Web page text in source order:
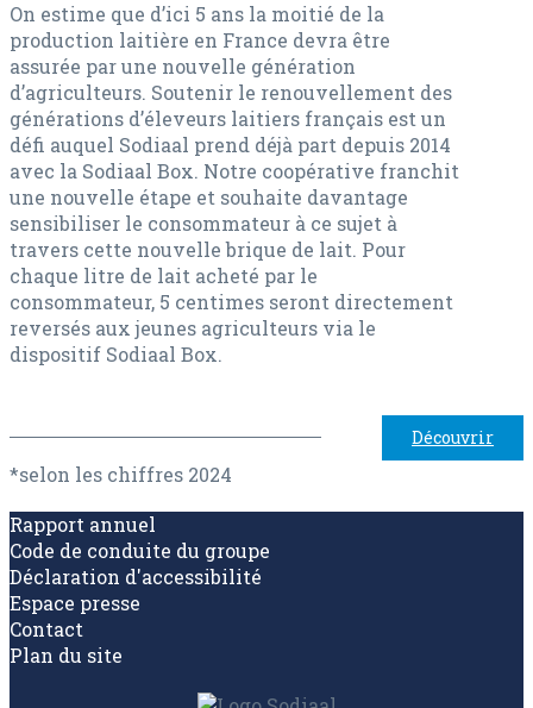
On estime que d’ici 5 ans la moitié de la
production laitière en France devra être
assurée par une nouvelle génération
d’agriculteurs. Soutenir le renouvellement des
générations d’éleveurs laitiers français est un
défi auquel Sodiaal prend déjà part depuis 2014
avec la Sodiaal Box. Notre coopérative franchit
une nouvelle étape et souhaite davantage
sensibiliser le consommateur à ce sujet à
travers cette nouvelle brique de lait. Pour
chaque litre de lait acheté par le
consommateur, 5 centimes seront directement
reversés aux jeunes agriculteurs via le
dispositif Sodiaal Box.
Découvrir
*selon les chiffres 2024
Rapport annuel
Code de conduite du groupe
Déclaration d'accessibilité
Espace presse
Contact
Plan du site